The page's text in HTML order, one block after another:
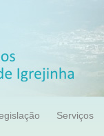
Serviços